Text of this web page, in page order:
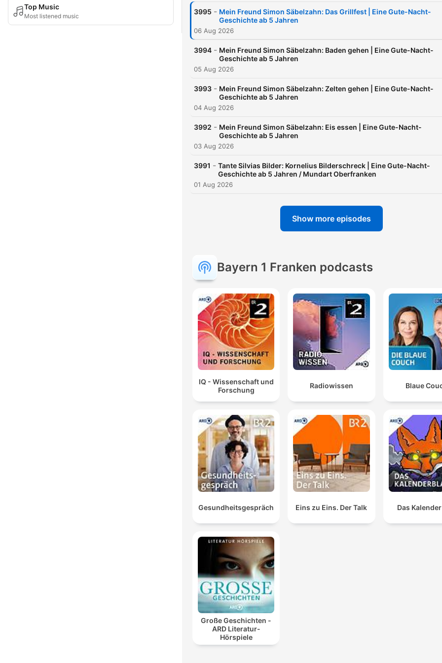
Top Music
Most listened music
3995 - Mein Freund Simon Säbelzahn: Das Grillfest | Eine Gute-Nacht-
Geschichte ab 5 Jahren
06 Aug 2026
3994 - Mein Freund Simon Säbelzahn: Baden gehen | Eine Gute-Nacht-
Geschichte ab 5 Jahren
05 Aug 2026
3993 - Mein Freund Simon Säbelzahn: Zelten gehen | Eine Gute-Nacht-
Geschichte ab 5 Jahren
04 Aug 2026
3992 - Mein Freund Simon Säbelzahn: Eis essen | Eine Gute-Nacht-
Geschichte ab 5 Jahren
03 Aug 2026
3991 - Tante Silvias Bilder: Kornelius Bilderschreck | Eine Gute-Nacht-
Geschichte ab 5 Jahren / Mundart Oberfranken
01 Aug 2026
Show more episodes
Bayern 1 Franken podcasts
IQ - Wissenschaft und
Forschung
Radiowissen Blaue
Gesundheitsgespräch Eins zu Eins. Der Talk Das
Große Geschichten -
ARD Literatur-
Hörspiele